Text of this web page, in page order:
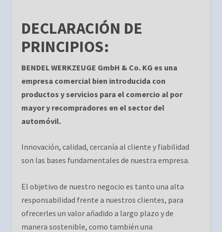
DECLARACIÓN DE
PRINCIPIOS:
BENDEL WERKZEUGE GmbH & Co. KG es una
empresa comercial bien introducida con
productos y servicios para el comercio al por
mayor y recompradores en el sector del
automóvil.
Innovación, calidad, cercanía al cliente y fiabilidad
son las bases fundamentales de nuestra empresa.
El objetivo de nuestro negocio es tanto una alta
responsabilidad frente a nuestros clientes, para
ofrecerles un valor añadido a largo plazo y de
manera sostenible, como también una